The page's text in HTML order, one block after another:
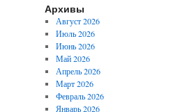
Архивы
Август 2026
Июль 2026
Июнь 2026
Май 2026
Апрель 2026
Март 2026
Февраль 2026
Январь 2026